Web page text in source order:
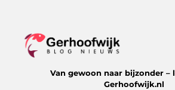
Van gewoon naar bijzonder –
Gerhoofwijk.nl